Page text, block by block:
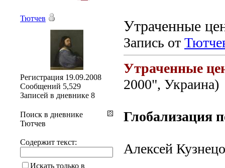
Утраченные
Запись от
Утраченные
2000", Украина)
Глобализация
Алексей
Тютчев
Регистрация 19.09.2008
Сообщений 5,529
Записей в дневнике 8
Поиск в дневнике
Тютчев
Содержит текст:
Искать только в